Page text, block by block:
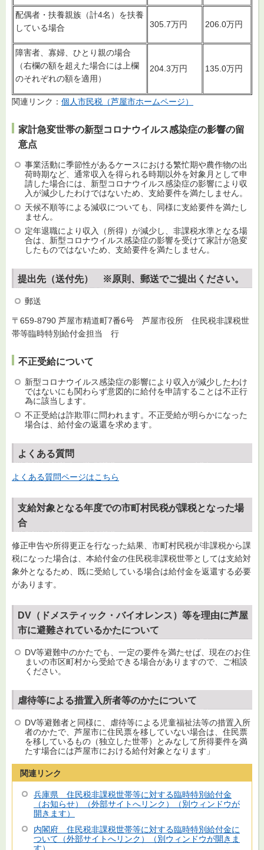
配偶者・扶養親族（計4名）を扶養
している場合
305.7万円 206.0万円
障害者、寡婦、ひとり親の場合
（右欄の額を超えた場合には上欄
のそれぞれの額を適用）
204.3万円 135.0万円
関連リンク： 個人市民税（芦屋市ホームページ）
家計急変世帯の新型コロナウイルス感染症の影響の留
意点
事業活動に季節性があるケースにおける繁忙期や農作物の出
荷時期など、通常収入を得られる時期以外を対象月として申
請した場合には、新型コロナウイルス感染症の影響により収
入が減少したわけではないため、支給要件を満たしません。
天候不順等による減収についても、同様に支給要件を満たし
ません。
定年退職により収入（所得）が減少し、非課税水準となる場
合は、新型コロナウイルス感染症の影響を受けて家計が急変
したものではないため、支給要件を満たしません。
提出先（送付先） ※原則、郵送でご提出ください。
郵送
〒659-8790 芦屋市精道町7番6号 芦屋市役所 住民税非課税世
帯等臨時特別給付金担当 行
不正受給について
新型コロナウイルス感染症の影響により収入が減少したわけ
ではないにも関わらず意図的に給付を申請することは不正行
為に該当します。
不正受給は詐欺罪に問われます。不正受給が明らかになった
場合は、給付金の返還を求めます。
よくある質問
よくある質問ページはこちら
支給対象となる年度での市町村民税が課税となった場
合
修正申告や所得更正を行なった結果、市町村民税が非課税から課
税になった場合は、本給付金の住民税非課税世帯としては支給対
象外となるため、既に受給している場合は給付金を返還する必要
があります。
DV（ドメスティック・バイオレンス）等を理由に芦屋
市に避難されているかたについて
DV等避難中のかたでも、一定の要件を満たせば、現在のお住
まいの市区町村から受給できる場合がありますので、ご相談
ください。
虐待等による措置入所者等のかたについて
DV等避難者と同様に、虐待等による児童福祉法等の措置入所
者のかたで、芦屋市に住民票を移していない場合は、住民票
を移しているもの（独立した世帯）とみなして所得要件を満
たす場合には芦屋市における給付対象となります」
関連リンク
兵庫県 住民税非課税世帯等に対する臨時特別給付金
（お知らせ）（外部サイトへリンク）（別ウィンドウが
開きます）
内閣府 住民税非課税世帯等に対する臨時特別給付金に
ついて（外部サイトへリンク）（別ウィンドウが開きま